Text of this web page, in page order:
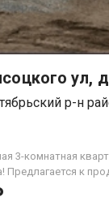
ул,
р-н
3-комнатная
Предлагается к
квартира
9 этаже 10-